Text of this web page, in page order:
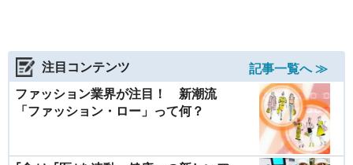
注目コンテンツ
記事一覧へ ≫
ファッション業界が注目！ 新潮流
「ファッション・ロー」って何？